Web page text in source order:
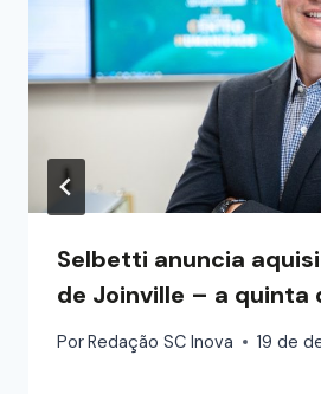
Selbetti anuncia
de Joinville – a quinta
PorRedação SC Inova 19 de